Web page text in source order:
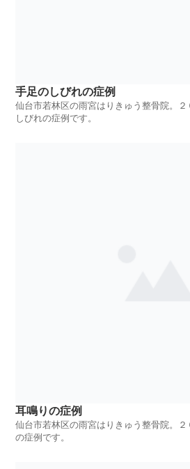
手足のしびれの症例
仙台市若林区の雨宮はりきゅう整骨院。
しびれの症例です。
耳鳴りの症例
仙台市若林区の雨宮はりきゅう整骨院。
の症例です。